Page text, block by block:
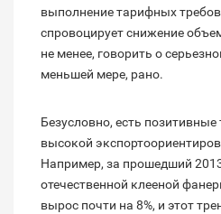
выполнение тарифных
спровоцирует снижение
не менее, говорить о
меньшей мере, рано.
Безусловно, есть
высокой
Например, за прошедший
отечественной клееной
вырос почти на 8%, и этот